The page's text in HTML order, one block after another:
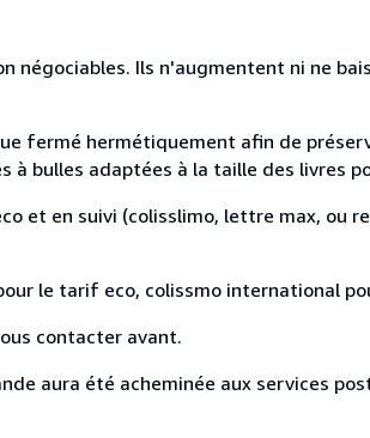
Ils n'augmentent ni ne
fermé hermétiquement afin de
à bulles adaptées à la taille des livres
et en suivi (colisslimo, lettre max, ou
le tarif eco, colissmo international
contacter avant.
aura été acheminée aux services